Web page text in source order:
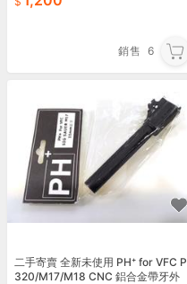
銷售 6
二手寄賣 全新未使用 PH⁺ for VFC P
320/M17/M18 CNC 鋁合金帶牙外